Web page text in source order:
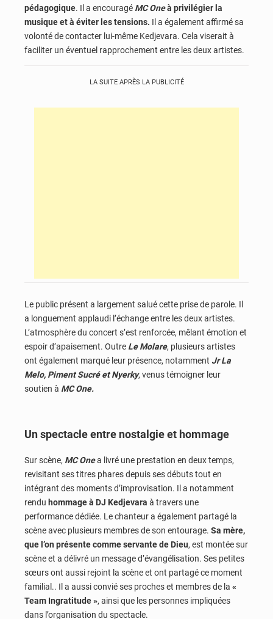
pédagogique. Il a encouragé MC Oneà privilégier la
musique et à éviter les tensions. Il a également affirmé sa
volonté de contacter lui-même Kedjevara. Cela viserait à
faciliter un éventuel rapprochement entre les deux artistes.
LA SUITE APRÈS LA PUBLICITÉ
Le public présent a largement salué cette prise de parole. Il
a longuement applaudi l’échange entre les deux artistes.
L’atmosphère du concert s’est renforcée, mêlant émotion et
espoir d’apaisement. Outre Le Molare, plusieurs artistes
ont également marqué leur présence, notamment Jr La
Melo, Piment Sucré et Nyerky, venus témoigner leur
soutien à MC One.
Un spectacle entre nostalgie et hommage
Sur scène, MC Onea livré une prestation en deux temps,
revisitant ses titres phares depuis ses débuts tout en
intégrant des moments d’improvisation. Il a notamment
rendu hommage à DJ Kedjevara à travers une
performance dédiée. Le chanteur a également partagé la
scène avec plusieurs membres de son entourage. Sa mère,
que l’on présente comme servante de Dieu, est montée sur
scène et a délivré un message d’évangélisation. Ses petites
sœurs ont aussi rejoint la scène et ont partagé ce moment
familial.. Il a aussi convié ses proches et membres de la «
Team Ingratitude », ainsi que les personnes impliquées
dans l’organisation du spectacle.